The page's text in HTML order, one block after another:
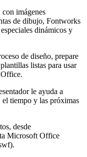
con imágenes
de dibujo, Fontworks
dinámicos y
de diseño, prepare
listas para usar
le ayuda a
el tiempo y las próximas
desde
Microsoft Office